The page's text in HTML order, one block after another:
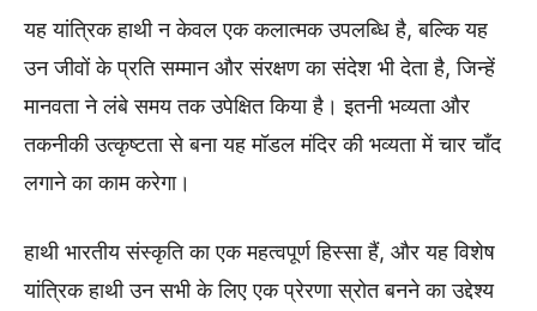
यह यांत्रिक हाथी न केवल एक कलात्मक उपलब्धि है, बल्कि यह
उन जीवों के प्रति सम्मान और संरक्षण का संदेश भी देता है, जिन्हें
मानवता ने लंबे समय तक उपेक्षित किया है। इतनी भव्यता और
तकनीकी उत्कृष्टता से बना यह मॉडल मंदिर की भव्यता में चार चाँद
लगाने का काम करेगा।
हाथी भारतीय संस्कृति का एक महत्वपूर्ण हिस्सा हैं, और यह विशेष
यांत्रिक हाथी उन सभी के लिए एक प्रेरणा स्रोत बनने का उद्देश्य